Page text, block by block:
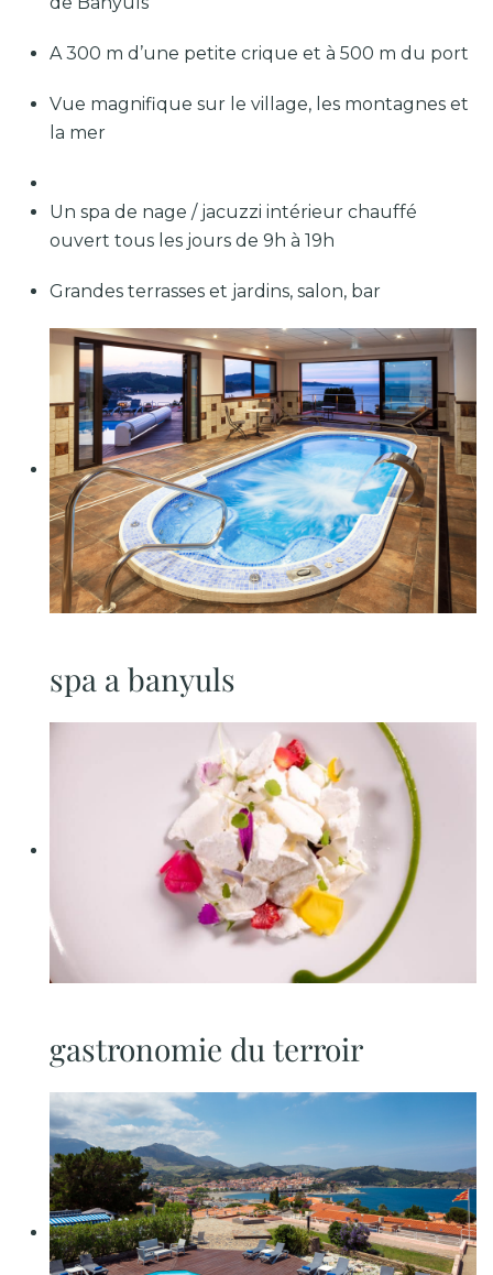
A 300 m d’une petite crique et à 500 m du port
Vue magnifique sur le village, les montagnes et
la mer
Un spa de nage / jacuzzi intérieur chauffé
ouvert tous les jours de 9h à 19h
Grandes terrasses et jardins, salon, bar
spa a banyuls
gastronomie du terroir